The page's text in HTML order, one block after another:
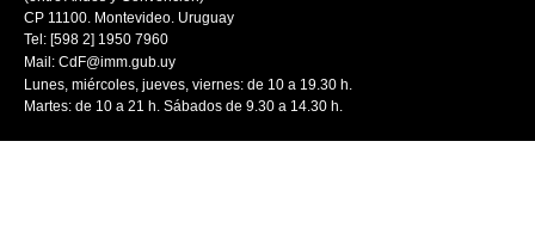
CP 11100. Montevideo. Uruguay
Tel: [598 2] 1950 7960
Mail: CdF@imm.gub.uy
Lunes, miércoles, jueves, viernes: de 10 a 19.30 h.
Martes: de 10 a 21 h. Sábados de 9.30 a 14.30 h.